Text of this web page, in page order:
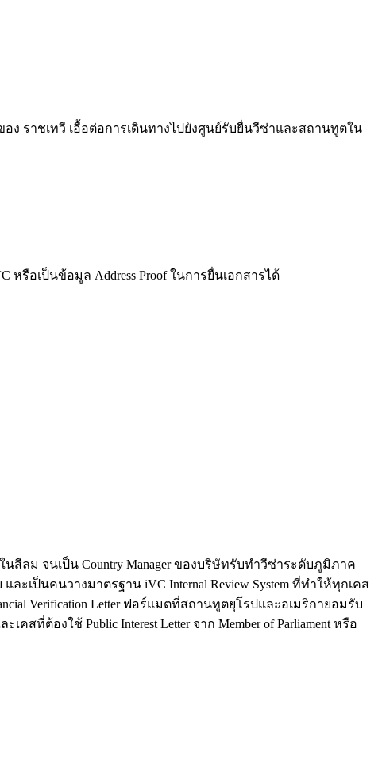
ราชเทวี เอื้อต่อการเดินทางไปยังศูนย์รับยื่นวีซ่าและสถานทูตใน
อเป็นข้อมูล Address Proof ในการยื่นเอกสารได้
นสีลม จนเป็น Country Manager ของบริษัทรับทำวีซ่าระดับภูมิภาค
ะเป็นคนวางมาตรฐาน iVC Internal Review System ที่ทำให้ทุกเคส
Verification Letter ฟอร์แมตที่สถานทูตยุโรปและอเมริกายอมรับ
คสที่ต้องใช้ Public Interest Letter จาก Member of Parliament หรือ